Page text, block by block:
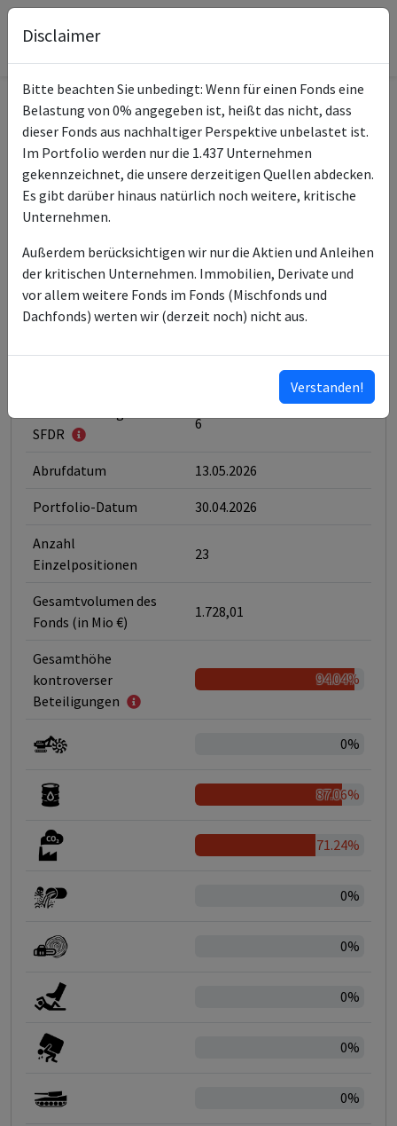
Informationen zum Fonds
Name
iShares S&P 500 Energy
Sector UCITS ETF USD (Acc)
ISIN des Fonds
Typ des Fonds ETF
Fondsmanagement
BlackRock Asset
Management Ireland Ltd
BlackRock Advisors (UK)
SFDR
6
Abrufdatum 13.05.2026
Portfolio-Datum 30.04.2026
Anzahl
Einzelpositionen
23
Gesamtvolumen des
Fonds (in Mio €)
1.728,01
Gesamthöhe
kontroverser
Beteiligungen
94.04%
0%
87.06%
71.24%
0%
0%
0%
0%
0%
Disclaimer
Bitte beachten Sie unbedingt: Wenn für einen Fonds eine
Belastung von 0% angegeben ist, heißt das nicht, dass
dieser Fonds aus nachhaltiger Perspektive unbelastet ist.
Im Portfolio werden nur die 1.437 Unternehmen
gekennzeichnet, die unsere derzeitigen Quellen abdecken.
Es gibt darüber hinaus natürlich noch weitere, kritische
Unternehmen.
Außerdem berücksichtigen wir nur die Aktien und Anleihen
der kritischen Unternehmen. Immobilien, Derivate und
vor allem weitere Fonds im Fonds (Mischfonds und
Dachfonds) werten wir (derzeit noch) nicht aus.
Verstanden!